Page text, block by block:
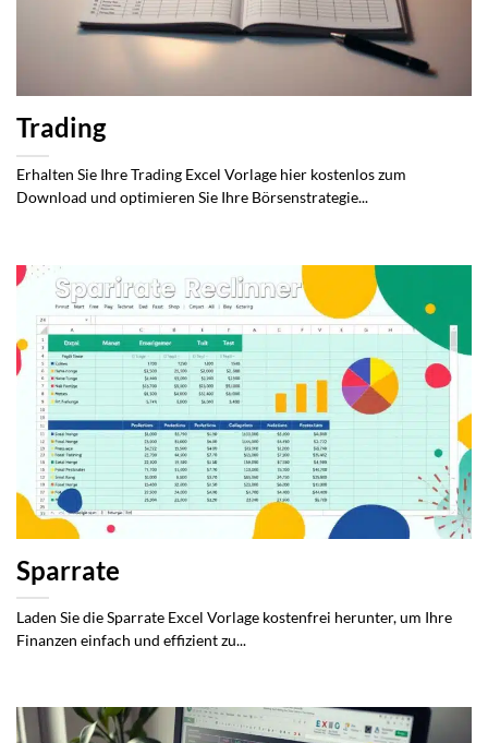
Trading
Erhalten Sie Ihre Trading Excel Vorlage hier kostenlos zum
Download und optimieren Sie Ihre Börsenstrategie...
Sparrate
Laden Sie die Sparrate Excel Vorlage kostenfrei herunter, um Ihre
Finanzen einfach und effizient zu...